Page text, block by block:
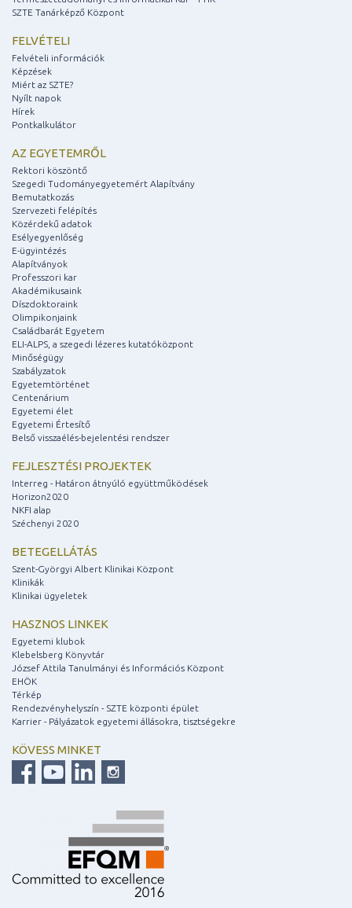
SZTE Tanárképző Központ
FELVÉTELI
Felvételi információk
Képzések
Miért az SZTE?
Nyílt napok
Hírek
Pontkalkulátor
AZ EGYETEMRŐL
Rektori köszöntő
Szegedi Tudományegyetemért Alapítvány
Bemutatkozás
Szervezeti felépítés
Közérdekű adatok
Esélyegyenlőség
E-ügyintézés
Alapítványok
Professzori kar
Akadémikusaink
Díszdoktoraink
Olimpikonjaink
Családbarát Egyetem
ELI-ALPS, a szegedi lézeres kutatóközpont
Minőségügy
Szabályzatok
Egyetemtörténet
Centenárium
Egyetemi élet
Egyetemi Értesítő
Belső visszaélés-bejelentési rendszer
FEJLESZTÉSI PROJEKTEK
Interreg - Határon átnyúló együttműködések
Horizon2020
NKFI alap
Széchenyi 2020
BETEGELLÁTÁS
Szent-Györgyi Albert Klinikai Központ
Klinikák
Klinikai ügyeletek
HASZNOS LINKEK
Egyetemi klubok
Klebelsberg Könyvtár
József Attila Tanulmányi és Információs Központ
EHÖK
Térkép
Rendezvényhelyszín - SZTE központi épület
Karrier - Pályázatok egyetemi állásokra, tisztségekre
KÖVESS MINKET